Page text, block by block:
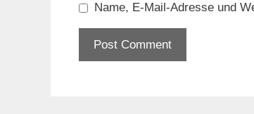
Name, E-Mail-Adresse und